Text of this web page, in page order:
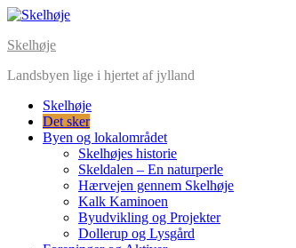
Skip
content
Skelhøje
Landsbyen lige i hjertet af jylland
Skelhøje
Det sker
Byen og lokalområdet
Skelhøjes historie
Skeldalen – En naturperle
Hærvejen gennem Skelhøje
Kalk Kaminoen
Byudvikling og Projekter
Dollerup og Lysgård